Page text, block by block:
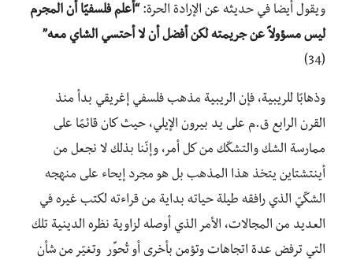
ويقول أيضا في حديثه عن الإرادة الحرة: “أعلم فلسفيًا أن المجرم
ليس مسؤولاً عن جريمته لكن أفضل أن لا أحتسي الشاي معه”
(34)
وذهابًا للريبية، فإن الريبية مذهب فلسفي إغريقي بدأ منذ
القرن الرابع ق.م على يد بيرون الإيلي، حيث كان قائمًا على
ممارسة الشك والتشكّك من كل أمر، وإنّنا بذلك لا نجعل من
أينتشتاين يتخذ هذا المذهب بل هو مجرد إيحاء على منهجه
الشكّيّ الذي رافقه طيلة حياته بداية من قراءته لكتب غيره في
العديد من المجالات، الأمر الذي أوصله لزاوية نظره الدينية تلك
التي ترفض عدة اتجاهات وتؤمن بأخرى أو تُحوِّر وتغيّر من شأن